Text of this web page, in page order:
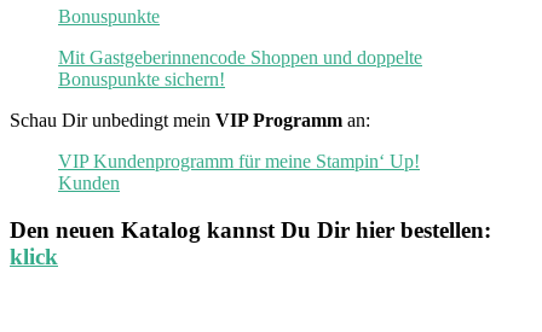
Bonuspunkte
Mit Gastgeberinnencode Shoppen und doppelte
Bonuspunkte sichern!
Schau Dir unbedingt mein VIP Programm an:
VIP Kundenprogramm für meine Stampin‘ Up!
Kunden
Den neuen Katalog kannst Du Dir hier bestellen:
klick